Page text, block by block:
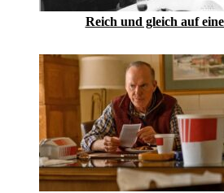
Reich und gleich auf